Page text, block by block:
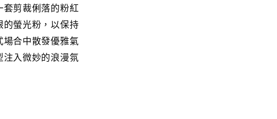
剪裁俐落的粉紅
螢光粉，以保持
合中散發優雅氣
入微妙的浪漫氛